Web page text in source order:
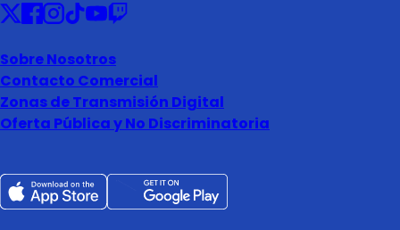
Sobre Nosotros
Contacto Comercial
Zonas de Transmisión Digital
Oferta Pública y No Discriminatoria